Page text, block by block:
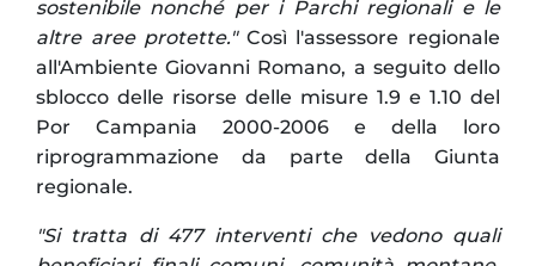
sostenibile nonché per i Parchi regionali e le
altre aree protette."Così l'assessore regionale
all'Ambiente Giovanni Romano, a seguito dello
sblocco delle risorse delle misure 1.9 e 1.10 del
Por Campania 2000-2006 e della loro
riprogrammazione da parte della Giunta
regionale.
"Si tratta di 477 interventi che vedono quali